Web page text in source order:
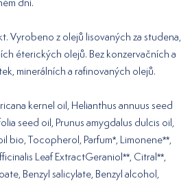
Vyrobeno z olejů lisovaných za studena,
éterických olejů. Bez konzervačních a
minerálních a rafinovaných olejů.
kernel oil, Helianthus annuus seed
seed oil, Prunus amygdalus dulcis oil,
bio, Tocopherol, Parfum*, Limonene**,
Leaf ExtractGeraniol**, Citral**,
Benzyl salicylate, Benzyl alcohol,